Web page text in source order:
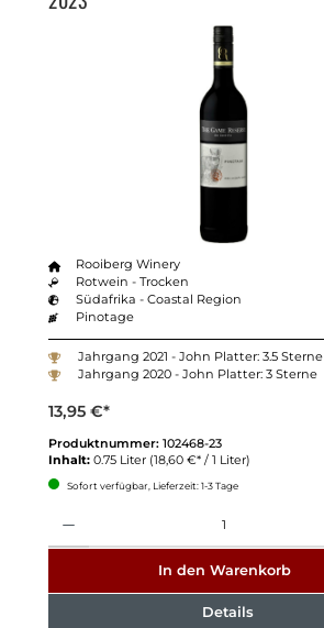
Rooiberg Winery
Rotwein - Trocken
Südafrika - Coastal Region
Pinotage
Jahrgang 2021 - John Platter: 3.5 Sterne
Jahrgang 2020 - John Platter: 3 Sterne
13,95 €*
Produktnummer: 102468-23
Inhalt: 0.75 Liter (18,60 €* / 1 Liter)
Sofort verfügbar, Lieferzeit: 1-3 Tage
In den Warenkorb
Details